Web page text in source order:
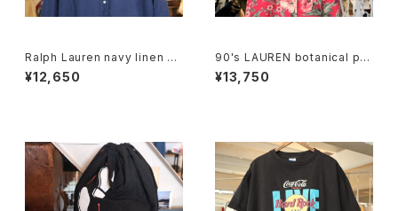
Ralph Lauren navy linen B.
D. Shirt
¥12,650
90's LAUREN botanical pri
nted linen open collar Shir
t
¥13,750